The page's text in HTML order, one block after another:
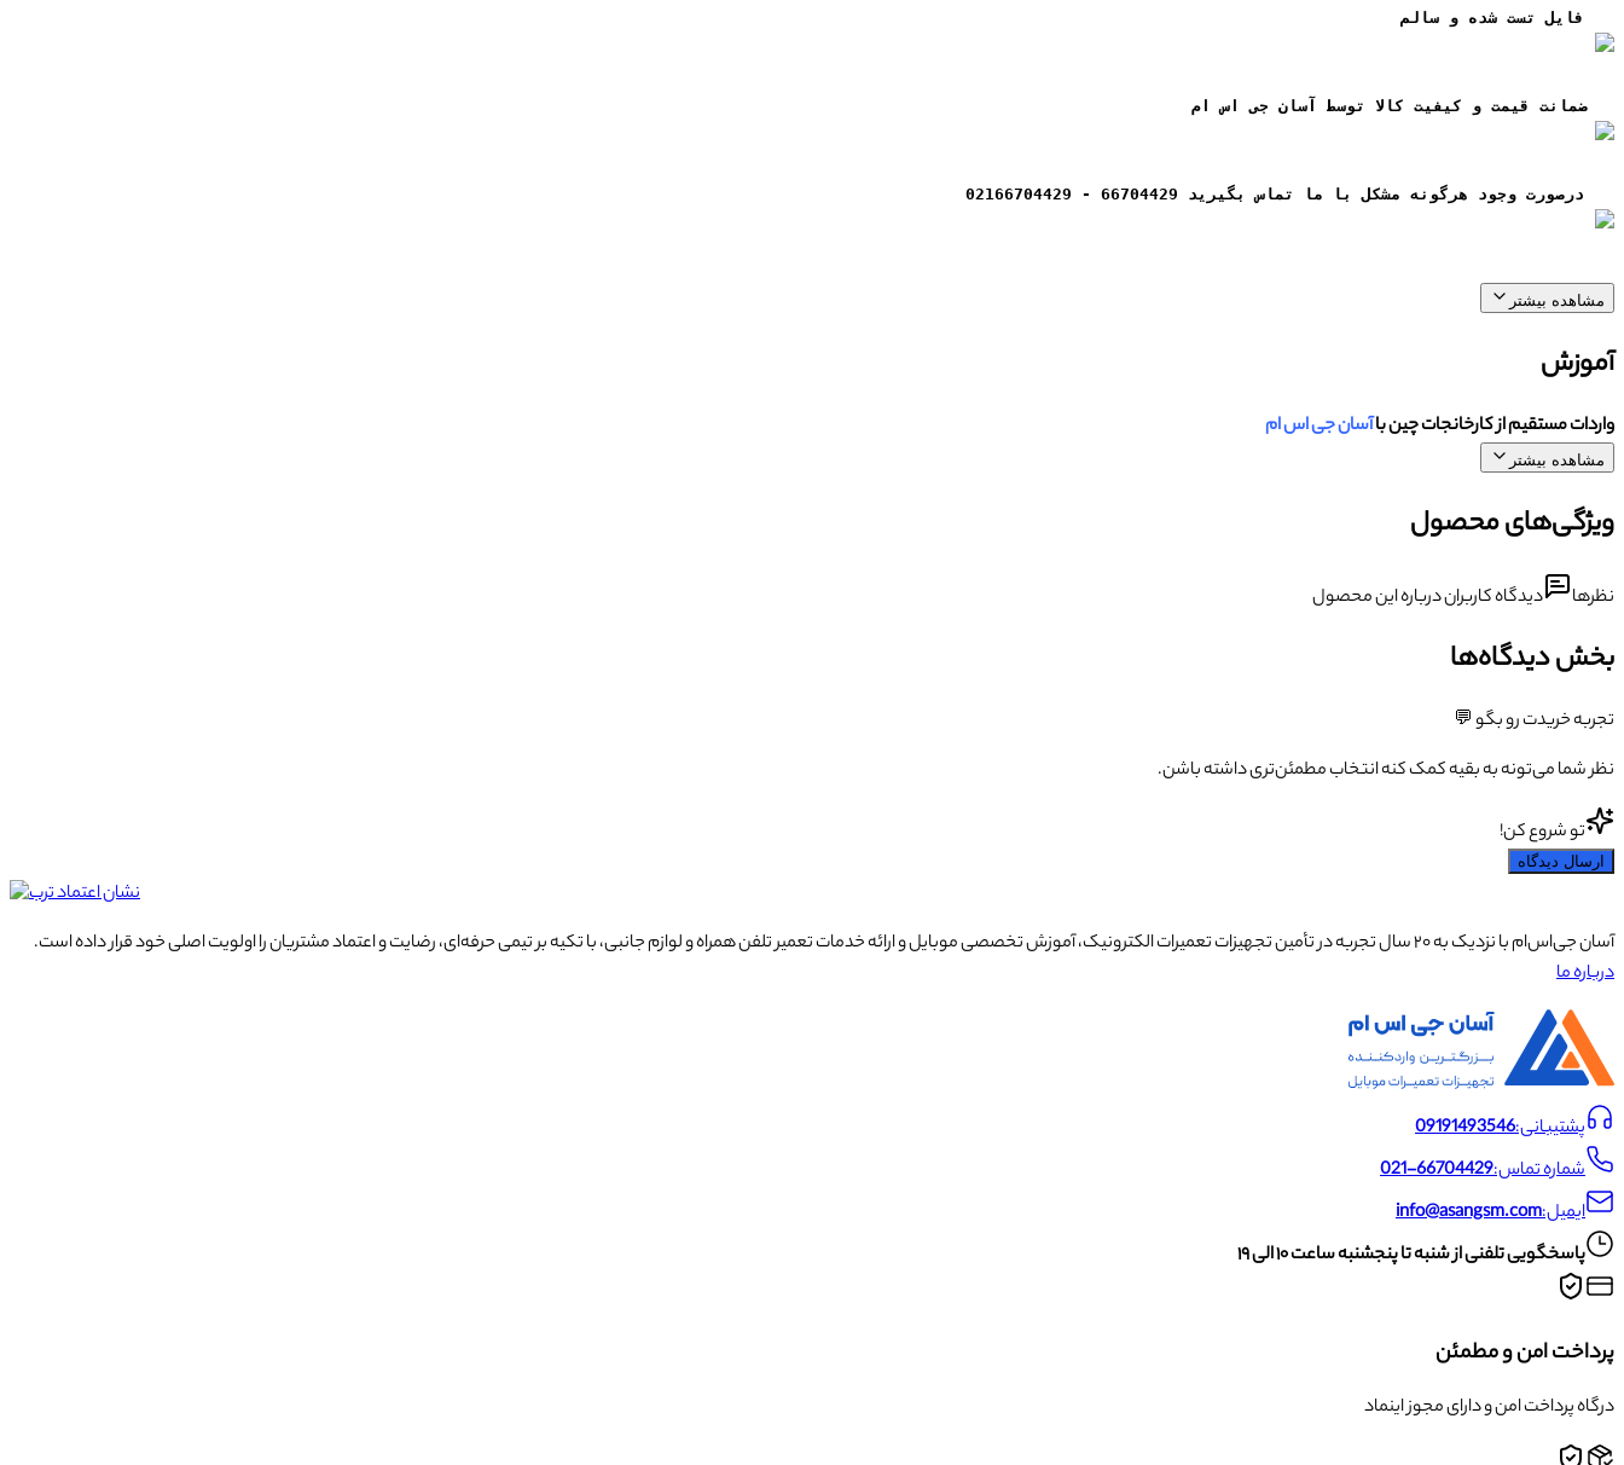
فایل تست شده و سالم
ضمانت قيمت و کيفيت کالا توسط آسان جی اس ام
درصورت وجود هرگونه مشکل با ما تماس بگیرید 66704429 - 02166704429
مشاهده بیشتر
آموزش
واردات مستقیم از کارخانجات چین باآسان جی اس ام
مشاهده بیشتر
ویژگی‌های محصول
نظرها دیدگاه کاربران درباره این محصول
بخش دیدگاه‌ها
تجربه خریدت رو بگو 💬
نظر شما می‌تونه به بقیه کمک کنه انتخاب مطمئن‌تری داشته باشن.
تو شروع کن!
ارسال دیدگاه
آسان جی‌اس‌ام با نزدیک به ۲۰ سال تجربه در تأمین تجهیزات تعمیرات الکترونیک، آموزش تخصصی موبایل و ارائه خدمات تعمیر تلفن همراه و لوازم جانبی، با تکیه بر تیمی حرفه‌ای، رضایت و اعتماد مشتریان را اولویت اصلی خود قرار داده است.
درباره ما
پشتیبانی:09191493546
شماره تماس:021-66704429
ایمیل:info@asangsm.com
پاسخگویی تلفنی از شنبه تا پنجشنبه ساعت ۱۰ الی ۱۹
پرداخت امن و مطمئن
درگاه پرداخت امن و دارای مجوز اینماد